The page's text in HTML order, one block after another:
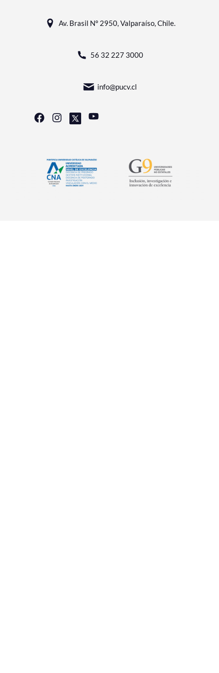
Av. Brasil N° 2950, Valparaíso, Chile.
56 32 227 3000
info@pucv.cl